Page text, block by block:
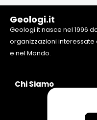
Geologi.it
Geologi.it nasce nel 1996
organizzazioni
e nel Mondo.
Chi Siamo